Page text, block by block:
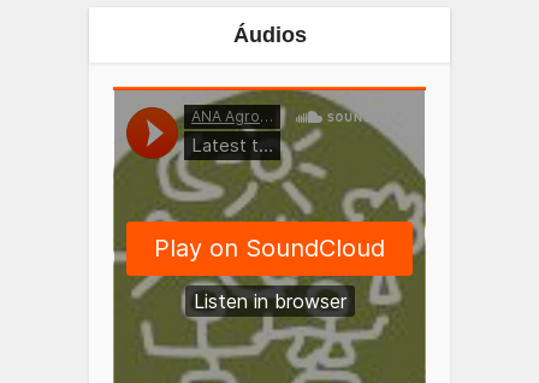
Áudios